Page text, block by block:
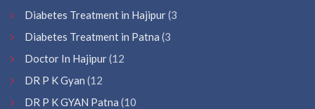
Diabetes Treatment in Hajipur(3
Diabetes Treatment in Patna (3
Doctor In Hajipur(12
DR P K Gyan (12
DR P K GYAN Patna (10